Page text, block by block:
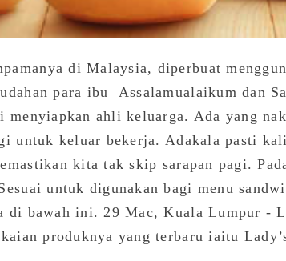
di Malaysia, diperbuat
para ibu Assalamualaikum dan
ahli keluarga. Ada yang
untuk keluar bekerja. Adakala pasti
kita tak skip sarapan pagi.
untuk digunakan bagi menu
di bawah ini. 29 Mac, Kuala Lumpur -
produknya yang terbaru iaitu